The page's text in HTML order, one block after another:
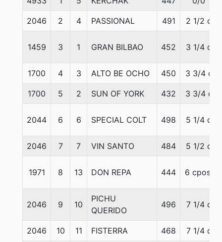
2046 2 4 PASSIONAL 491 2 1/2 c
1459 3 1 GRAN BILBAO 452 3 1/4 c
1700 4 3 ALTO BE OCHO 450 3 3/4 c
1700 5 2 SUN OF YORK 432 3 3/4 c
2044 6 6 SPECIAL COLT 498 5 1/4 c
2046 7 7 VIN SANTO 484 5 1/2 c
1971 8 13 DON REPA 444 6 cpos.
2046 9 10
PICHU
QUERIDO
496 7 1/4 c
2046 10 11 FISTERRA 468 7 1/4 c